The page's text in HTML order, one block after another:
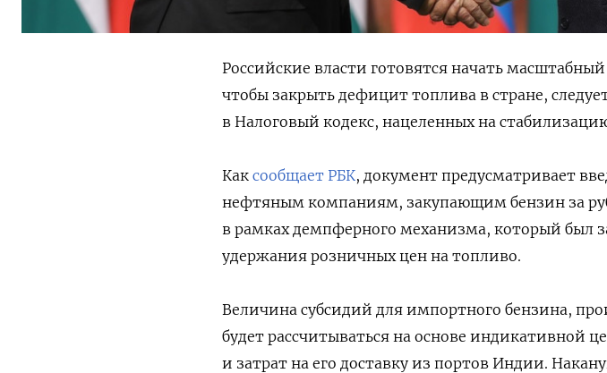
Российские власти готовятся начать
чтобы закрыть дефицит топлива в стране,
в Налоговый кодекс, нацеленных на
Как сообщает РБК, документ предусматривает
нефтяным компаниям, закупающим бензин за
в рамках демпферного механизма, который был
удержания розничных цен на топливо.
Величина субсидий для импортного бензина,
будет рассчитываться на основе индикативной
и затрат на его доставку из портов Индии.